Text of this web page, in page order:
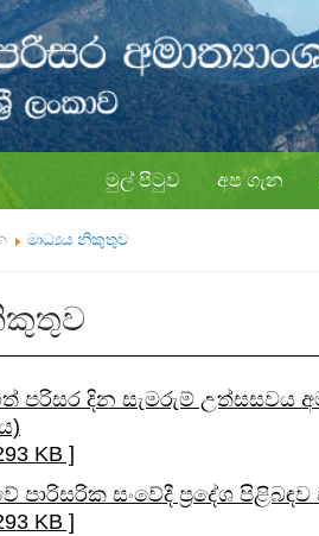
මුල් පිටුව අප ගැන
මාධ්‍යය නිකුතුව
පරිසර දින සැමරුම් උත්සසවය
KB ]
පාරිසරික සංවේදී ප්‍රදේශ
KB ]